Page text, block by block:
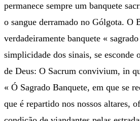
permanece sempre um banquete
o sangue derramado no Gólgota. O
verdadeiramente banquete «
simplicidade dos sinais, se esconde
de Deus: O Sacrum convivium, in
« Ó Sagrado Banquete, em que se
que é repartido nos nossos altares,